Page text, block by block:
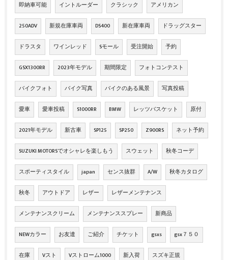
即納車可能 イントルーダー クラシック アメリカン
250ADV 新規在庫車両 DS400 新在庫車両 ドラッグスター
ドラスタ ワインレッド Sモール 受注開始 予約
GSX1300RR 2023年モデル 期間限定 フォトコンテスト
バイクフォト バイク写真 バイクのある風景 写真投稿
愛車 愛車投稿 S1000RR BMW レッツバスケット 原付
2021年モデル 新古車 SP125 SP250 Z900RS ネット予約
SUZUKI MOTORSでオシャレを楽しもう スウェット 秋冬コーデ
スポーティスタイル japan センス抜群 A/W 秋冬カタログ
秋冬 アウトドア レザー レザーメンテナンス
メンテナンスクリーム メンテナンススプレー 新商品
NEWカラー お友達 ご紹介 チケット gsxs gsx７５０
在庫 Vスト Vストローム1000 新入荷 スズキ正規